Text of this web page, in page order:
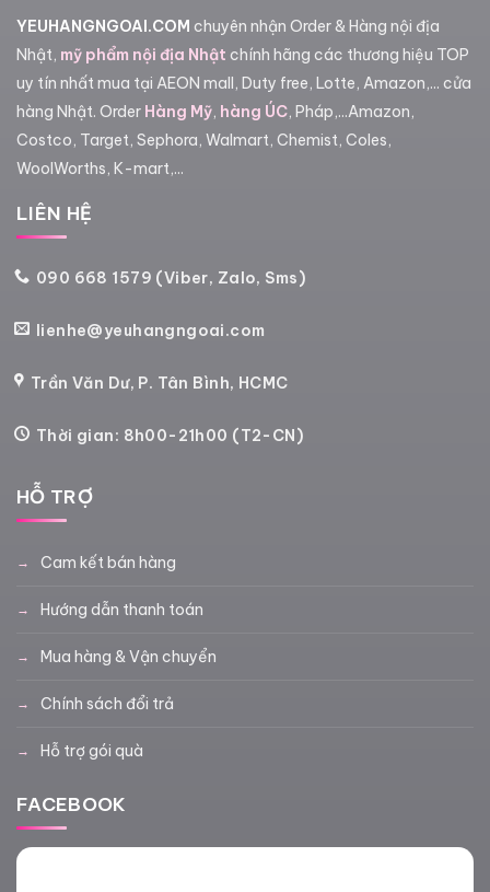
YEUHANGNGOAI.COM chuyên nhận Order & Hàng nội địa
Nhật, mỹ phẩm nội địa Nhật chính hãng các thương hiệu TOP
uy tín nhất mua tại AEON mall, Duty free, Lotte, Amazon,... cửa
hàng Nhật. Order Hàng Mỹ, hàng ÚC, Pháp,...Amazon,
Costco, Target, Sephora, Walmart, Chemist, Coles,
WoolWorths, K-mart,...
LIÊN HỆ
090 668 1579 (Viber, Zalo, Sms)
lienhe@yeuhangngoai.com
Trần Văn Dư, P. Tân Bình, HCMC
Thời gian: 8h00-21h00 (T2-CN)
HỖ TRỢ
Cam kết bán hàng
Hướng dẫn thanh toán
Mua hàng & Vận chuyển
Chính sách đổi trả
Hỗ trợ gói quà
FACEBOOK